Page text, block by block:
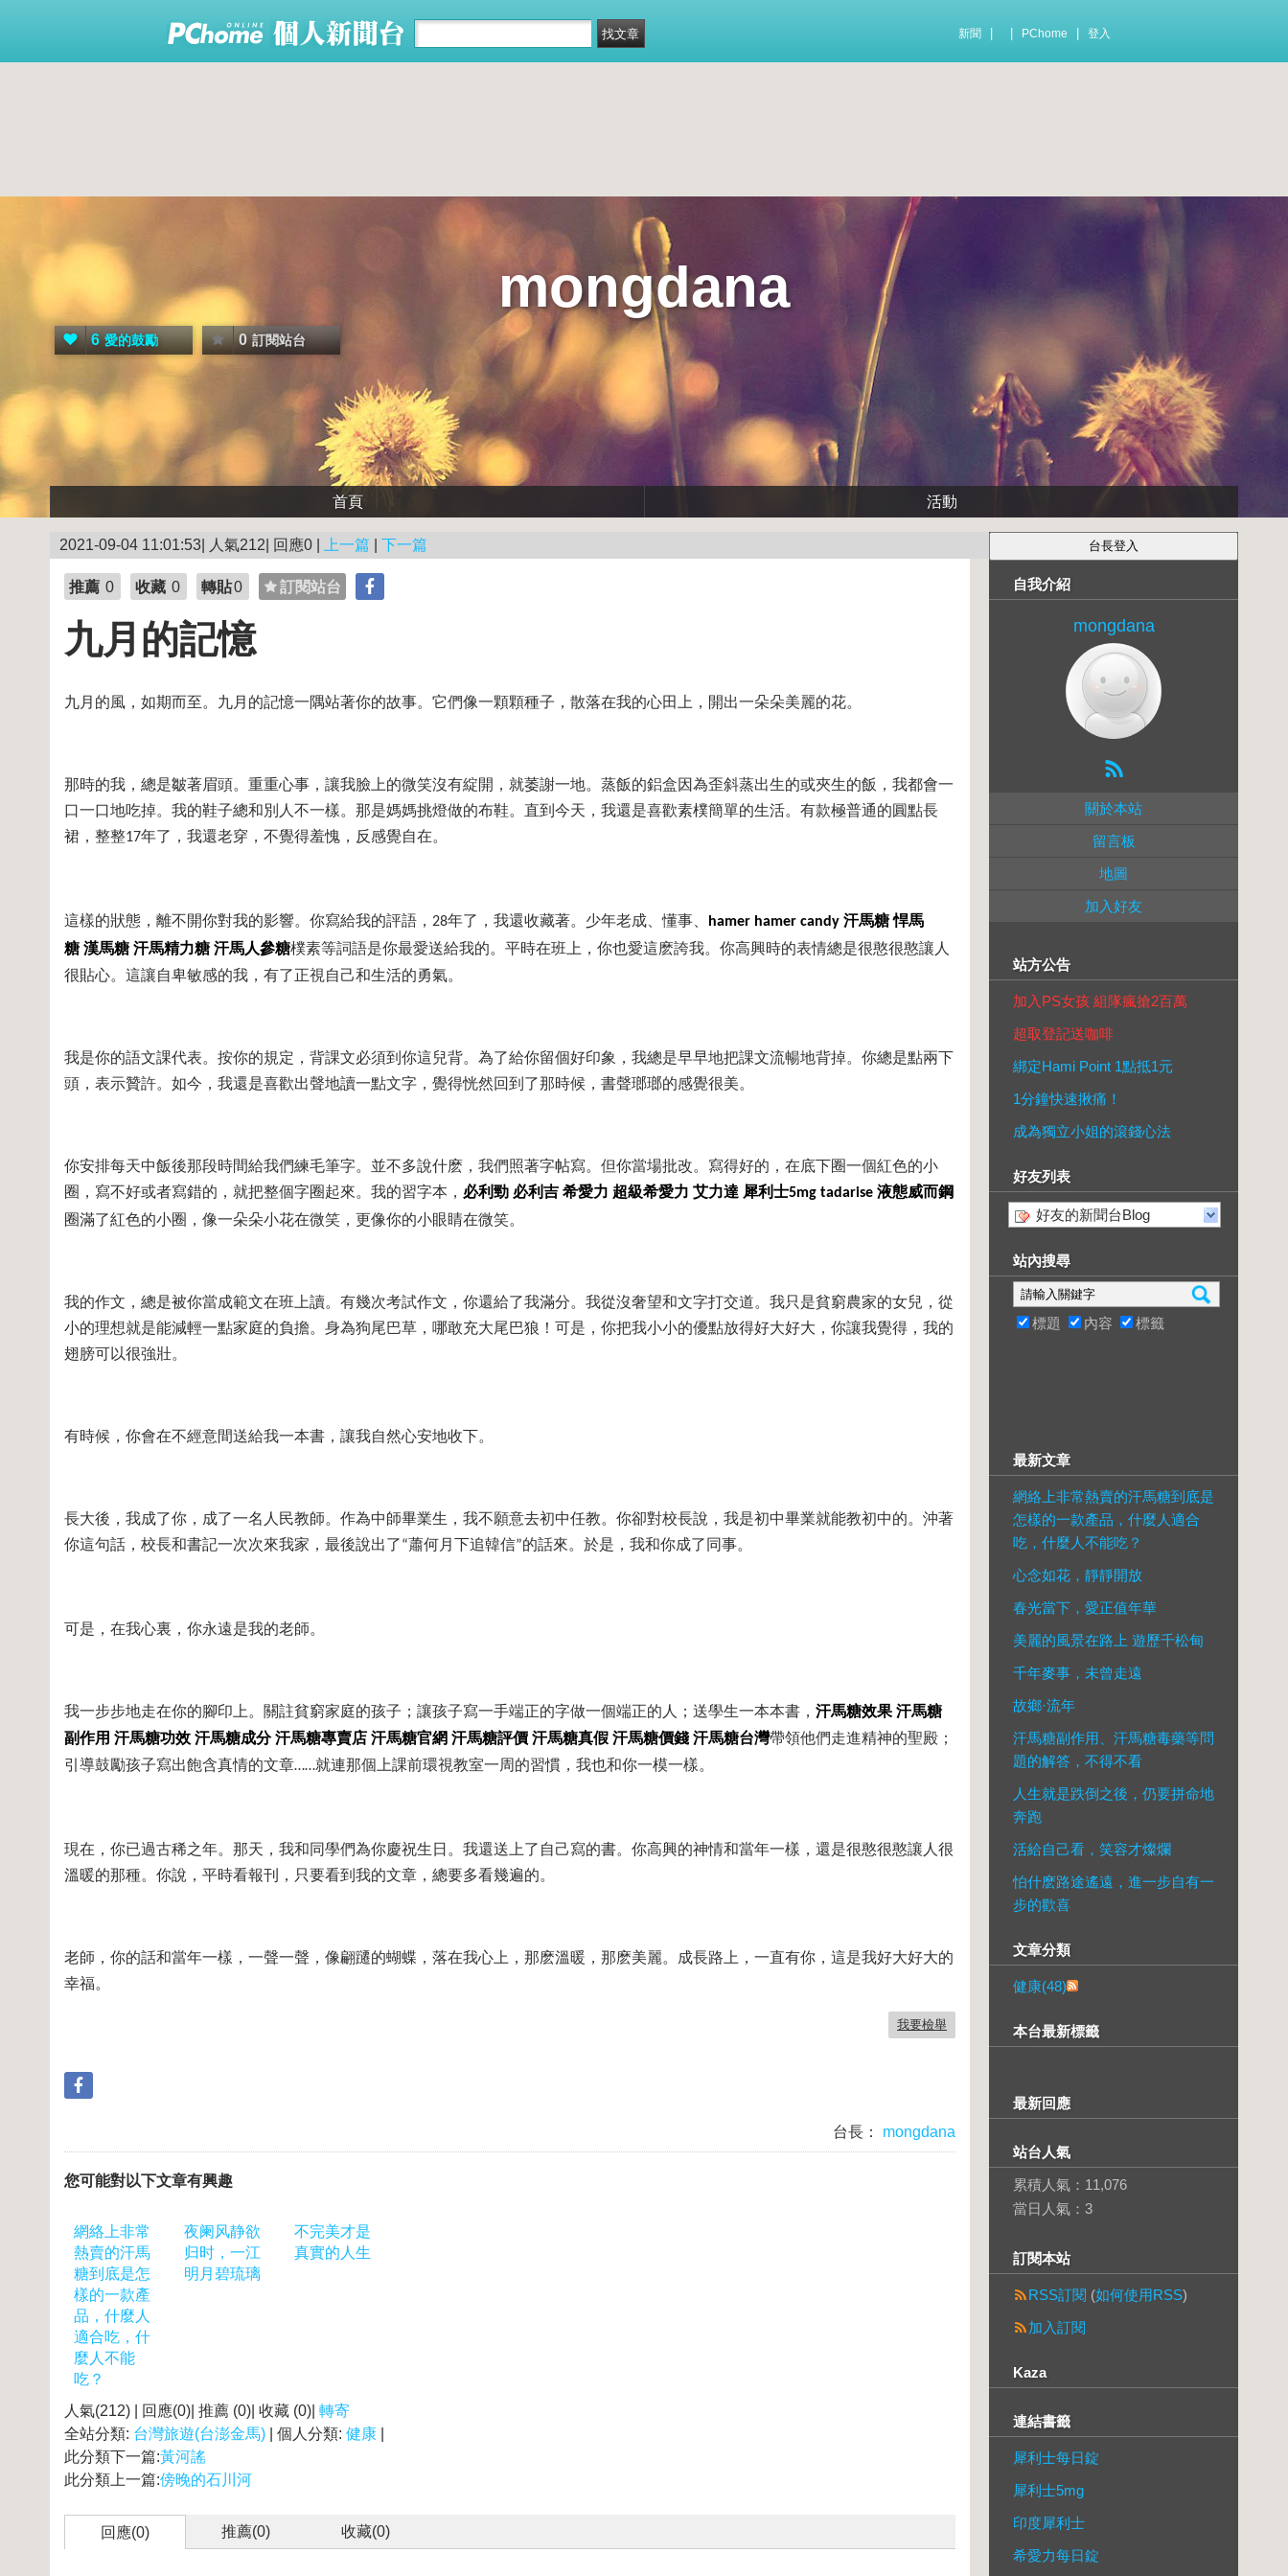
新聞 PChome 登入
mongdana
6 愛的鼓勵 0 訂閱站台
首頁 活動
2021-09-04 11:01:53| 人氣212| 回應0 | 上一篇 下一篇
推薦 0 收藏 0 轉貼0 訂閱站台
九月的記憶
九月的風，如期而至。九月的記憶一隅站著你的故事。它們像一顆顆種子，散落在我的心田上，開出一朵朵美麗的花。
那時的我，總是皺著眉頭。重重心事，讓我臉上的微笑沒有綻開，就萎謝一地。蒸飯的鋁盒因為歪斜蒸出生的或夾生的飯，我都會一
口一口地吃掉。我的鞋子總和別人不一樣。那是媽媽挑燈做的布鞋。直到今天，我還是喜歡素樸簡單的生活。有款極普通的圓點長
裙，整整17年了，我還老穿，不覺得羞愧，反感覺自在。
這樣的狀態，離不開你對我的影響。你寫給我的評語， 28年了，我還收藏著。少年老成、懂事、 hamer hamer candy 汗馬糖 悍馬
糖 漢馬糖 汗馬精力糖 汗馬人參糖樸素等詞語是你最愛送給我的。平時在班上，你也愛這麽誇我。你高興時的表情總是很憨很憨讓人
很貼心。這讓自卑敏感的我，有了正視自己和生活的勇氣。
我是你的語文課代表。按你的規定，背課文必須到你這兒背。為了給你留個好印象，我總是早早地把課文流暢地背掉。你總是點兩下
頭，表示贊許。如今，我還是喜歡出聲地讀一點文字，覺得恍然回到了那時候，書聲瑯瑯的感覺很美。
你安排每天中飯後那段時間給我們練毛筆字。並不多說什麽，我們照著字帖寫。但你當場批改。寫得好的，在底下圈一個紅色的小
圈，寫不好或者寫錯的，就把整個字圈起來。我的習字本， 必利勁 必利吉 希愛力 超級希愛力 艾力達 犀利士5mg tadarise 液態威而鋼
圈滿了紅色的小圈，像一朵朵小花在微笑，更像你的小眼睛在微笑。
我的作文，總是被你當成範文在班上讀。有幾次考試作文，你還給了我滿分。我從沒奢望和文字打交道。我只是貧窮農家的女兒，從
小的理想就是能減輕一點家庭的負擔。身為狗尾巴草，哪敢充大尾巴狼！可是，你把我小小的優點放得好大好大，你讓我覺得，我的
翅膀可以很強壯。
有時候，你會在不經意間送給我一本書，讓我自然心安地收下。
長大後，我成了你，成了一名人民教師。作為中師畢業生，我不願意去初中任教。你卻對校長說，我是初中畢業就能教初中的。沖著
你這句話，校長和書記一次次來我家，最後說出了“蕭何月下追韓信”的話來。於是，我和你成了同事。
可是，在我心裏，你永遠是我的老師。
我一步步地走在你的腳印上。關註貧窮家庭的孩子；讓孩子寫一手端正的字做一個端正的人；送學生一本本書， 汗馬糖效果 汗馬糖
副作用 汗馬糖功效 汗馬糖成分 汗馬糖專賣店 汗馬糖官網 汗馬糖評價 汗馬糖真假 汗馬糖價錢 汗馬糖台灣帶領他們走進精神的聖殿；
引導鼓勵孩子寫出飽含真情的文章……就連那個上課前環視教室一周的習慣，我也和你一模一樣。
現在，你已過古稀之年。那天，我和同學們為你慶祝生日。我還送上了自己寫的書。你高興的神情和當年一樣，還是很憨很憨讓人很
溫暖的那種。你說，平時看報刊，只要看到我的文章，總要多看幾遍的。
老師，你的話和當年一樣，一聲一聲，像翩躚的蝴蝶，落在我心上，那麽溫暖，那麽美麗。成長路上，一直有你，這是我好大好大的
幸福。
我要檢舉
台長： mongdana
您可能對以下文章有興趣
網絡上非常
熱賣的汗馬
糖到底是怎
樣的一款產
品，什麼人
適合吃，什
麼人不能
吃？
夜阑风静欲
归时，一江
明月碧琉璃
不完美才是
真實的人生
人氣(212) | 回應(0)| 推薦 (0)| 收藏 (0)| 轉寄
全站分類: 台灣旅遊(台澎金馬) | 個人分類: 健康
此分類下一篇:黃河謠
此分類上一篇:傍晚的石川河
回應(0) 推薦(0) 收藏(0)
自我介紹
mongdana
關於本站
留言板
地圖
加入好友
站方公告
加入PS女孩 組隊瘋搶2百萬
超取登記送咖啡
綁定Hami Point 1點抵1元
1分鐘快速揪痛！
成為獨立小姐的滾錢心法
好友列表
好友的新聞台Blog
站內搜尋
標題 內容 標籤
最新文章
網絡上非常熱賣的汗馬糖到底是
怎樣的一款產品，什麼人適合
吃，什麼人不能吃？
心念如花，靜靜開放
春光當下，愛正值年華
美麗的風景在路上 遊歷千松甸
千年麥事，未曾走遠
故鄉·流年
汗馬糖副作用、汗馬糖毒藥等問
題的解答，不得不看
人生就是跌倒之後，仍要拼命地
奔跑
活給自己看，笑容才燦爛
怕什麽路途遙遠，進一步自有一
步的歡喜
文章分類
健康(48)
本台最新標籤
最新回應
站台人氣
累積人氣： 11,076
當日人氣： 3
訂閱本站
RSS訂閱 (如何使用RSS)
加入訂閱
Kaza
連結書籤
犀利士每日錠
犀利士5mg
印度犀利士
希愛力每日錠